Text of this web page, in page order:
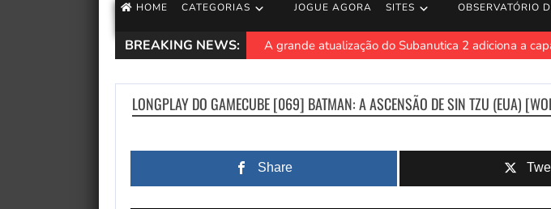
HOME CATEGORIAS JOGUE AGORA SITES OBSERVATÓRIO
BREAKING NEWS: Marvel Tōkon: Fighting Souls – Guia de
LONGPLAY DO GAMECUBE [069] BATMAN: A ASCENSÃO DE SIN TZU (EUA)
Share